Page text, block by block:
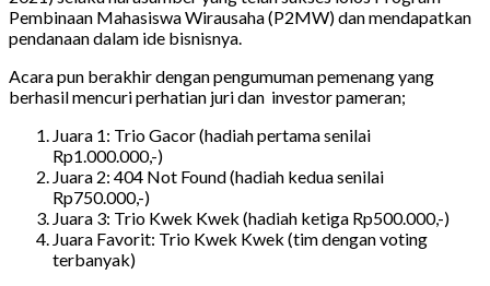
Pembinaan Mahasiswa Wirausaha (P2MW) dan mendapatkan
pendanaan dalam ide bisnisnya.
Acara pun berakhir dengan pengumuman pemenang yang
berhasil mencuri perhatian juri dan investor pameran;
Juara 1: Trio Gacor (hadiah pertama senilai
Rp1.000.000,-)
Juara 2: 404 Not Found (hadiah kedua senilai
Rp750.000,-)
Juara 3: Trio Kwek Kwek (hadiah ketiga Rp500.000,-)
Juara Favorit: Trio Kwek Kwek (tim dengan voting
terbanyak)